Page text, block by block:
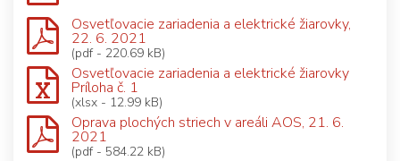
Osvetľovacie zariadenia a elektrické žiarovky,
22. 6. 2021
(pdf - 220.69 kB)
Osvetľovacie zariadenia a elektrické žiarovky
Príloha č. 1
(xlsx - 12.99 kB)
Oprava plochých striech v areáli AOS, 21. 6.
2021
(pdf - 584.22 kB)